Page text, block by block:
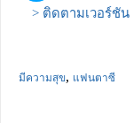
> ติดตามเวอร์ชัน
มีความสุข, แฟนตาซี